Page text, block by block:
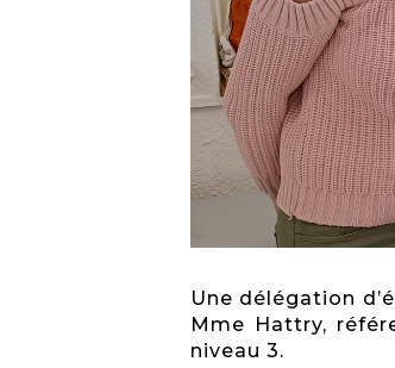
Une délégation
Mme Hattry,
niveau 3.